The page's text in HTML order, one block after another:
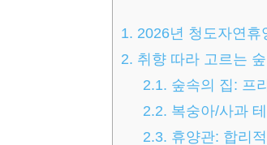
1. 2026년 청도자연
2. 취향 따라 고르는
2.1. 숲속의 집: 프
2.2. 복숭아/사과
2.3. 휴양관: 합리